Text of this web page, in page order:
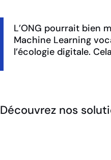
L’ONG pourrait bien
Machine Learning
l’écologie digitale.
Découvrez nos